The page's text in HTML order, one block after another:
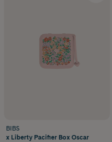
BIBS
x Liberty Pacifier Box Oscar